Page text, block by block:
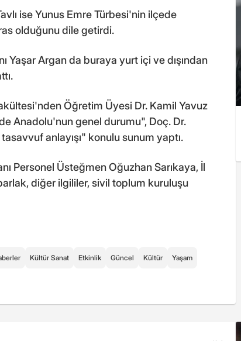
ise Yunus Emre Türbesi'nin ilçede
olduğunu dile getirdi.
Yaşar Argan da buraya yurt içi ve dışından
Öğretim Üyesi Dr. Kamil Yavuz
Anadolu'nun genel durumu", Doç. Dr.
anlayışı" konulu sunum yaptı.
Personel Üsteğmen Oğuzhan Sarıkaya, İl
diğer ilgililer, sivil toplum kuruluşu
Kültür Sanat Etkinlik Güncel Kültür Yaşam